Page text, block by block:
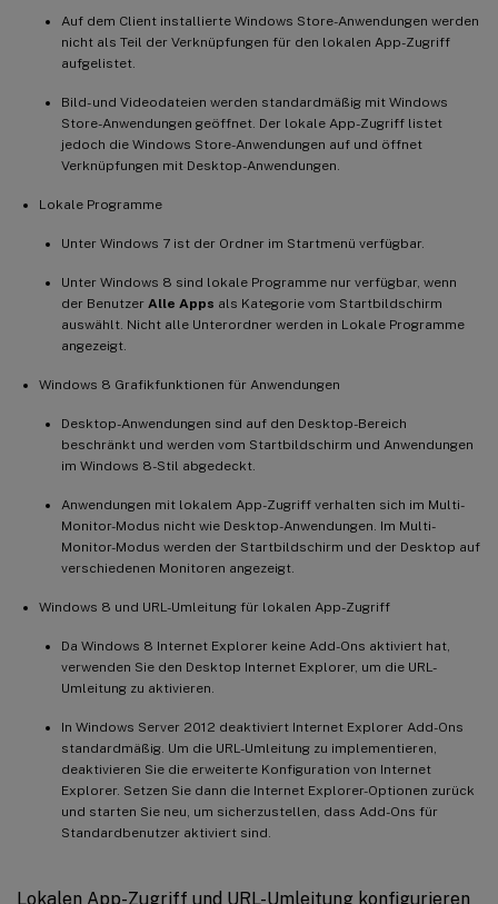
Auf dem Client installierte Windows Store-Anwendungen werden
nicht als Teil der Verknüpfungen für den lokalen App-Zugriff
aufgelistet.
Bild- und Videodateien werden standardmäßig mit Windows
Store-Anwendungen geöffnet. Der lokale App-Zugriff listet
jedoch die Windows Store-Anwendungen auf und öffnet
Verknüpfungen mit Desktop-Anwendungen.
Lokale Programme
Unter Windows 7 ist der Ordner im Startmenü verfügbar.
Unter Windows 8 sind lokale Programme nur verfügbar, wenn
der Benutzer Alle Apps als Kategorie vom Startbildschirm
auswählt. Nicht alle Unterordner werden in Lokale Programme
angezeigt.
Windows 8 Grafikfunktionen für Anwendungen
Desktop-Anwendungen sind auf den Desktop-Bereich
beschränkt und werden vom Startbildschirm und Anwendungen
im Windows 8-Stil abgedeckt.
Anwendungen mit lokalem App-Zugriff verhalten sich im Multi-
Monitor-Modus nicht wie Desktop-Anwendungen. Im Multi-
Monitor-Modus werden der Startbildschirm und der Desktop auf
verschiedenen Monitoren angezeigt.
Windows 8 und URL-Umleitung für lokalen App-Zugriff
Da Windows 8 Internet Explorer keine Add-Ons aktiviert hat,
verwenden Sie den Desktop Internet Explorer, um die URL-
Umleitung zu aktivieren.
In Windows Server 2012 deaktiviert Internet Explorer Add-Ons
standardmäßig. Um die URL-Umleitung zu implementieren,
deaktivieren Sie die erweiterte Konfiguration von Internet
Explorer. Setzen Sie dann die Internet Explorer-Optionen zurück
und starten Sie neu, um sicherzustellen, dass Add-Ons für
Standardbenutzer aktiviert sind.
Lokalen App-Zugriff und URL-Umleitung konfigurieren